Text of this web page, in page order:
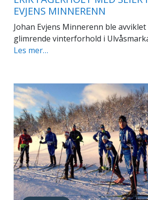
EVJENS MINNERENN
Johan Evjens Minnerenn ble
glimrende vinterforhold i
Les mer…